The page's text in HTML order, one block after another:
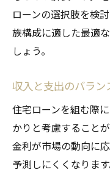
ローンの選択肢を検
族構成に適した最適
しょう。
収入と支出のバラ
住宅ローンを組む際
かりと考慮すること
金利が市場の動向に
予測しにくくなりま